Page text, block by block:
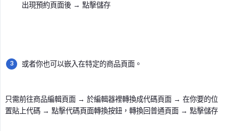
出現預約頁面後 → 點擊儲存
或者你也可以嵌入在特定的商品頁面。
只需前往商品編輯頁面 → 於編輯器裡轉換成代碼頁面 → 在你要的位
置貼上代碼 → 點擊代碼頁面轉換按鈕，轉換回普通頁面 → 點擊儲存